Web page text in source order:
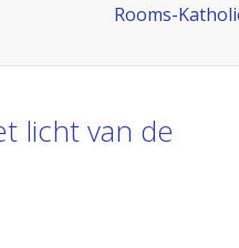
Rooms-
licht van de